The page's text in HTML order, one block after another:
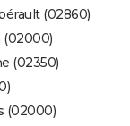
(02860)
(02000)
(02350)
(02000)